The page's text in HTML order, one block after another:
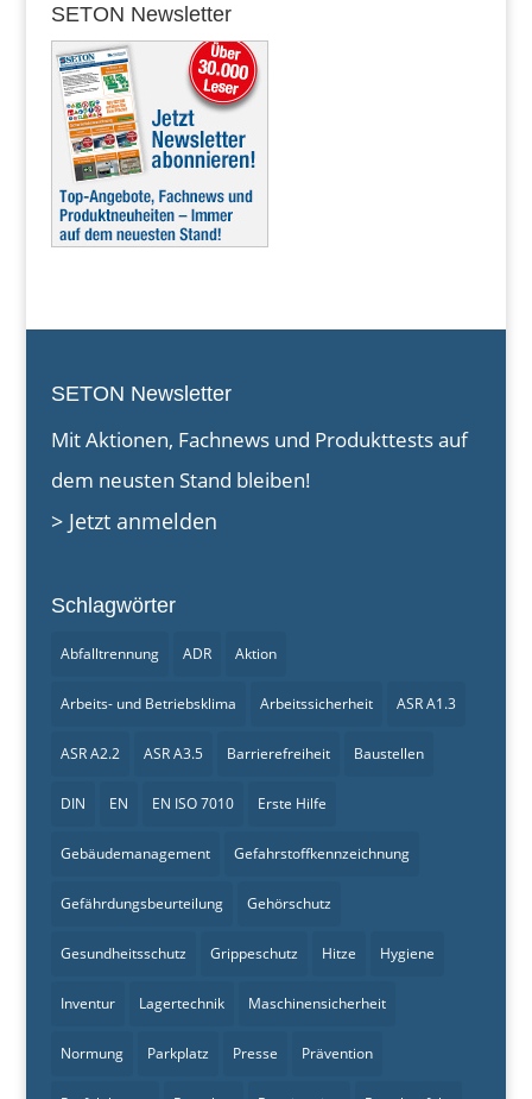
SETON Newsletter
SETON Newsletter
Mit Aktionen, Fachnews und Produkttests auf
dem neusten Stand bleiben!
> Jetzt anmelden
Schlagwörter
Abfalltrennung ADR Aktion
Arbeits- und Betriebsklima Arbeitssicherheit ASR A1.3
ASR A2.2 ASR A3.5 Barrierefreiheit Baustellen
DIN EN EN ISO 7010 Erste Hilfe
Gebäudemanagement Gefahrstoffkennzeichnung
Gefährdungsbeurteilung Gehörschutz
Gesundheitsschutz Grippeschutz Hitze Hygiene
Inventur Lagertechnik Maschinensicherheit
Normung Parkplatz Presse Prävention